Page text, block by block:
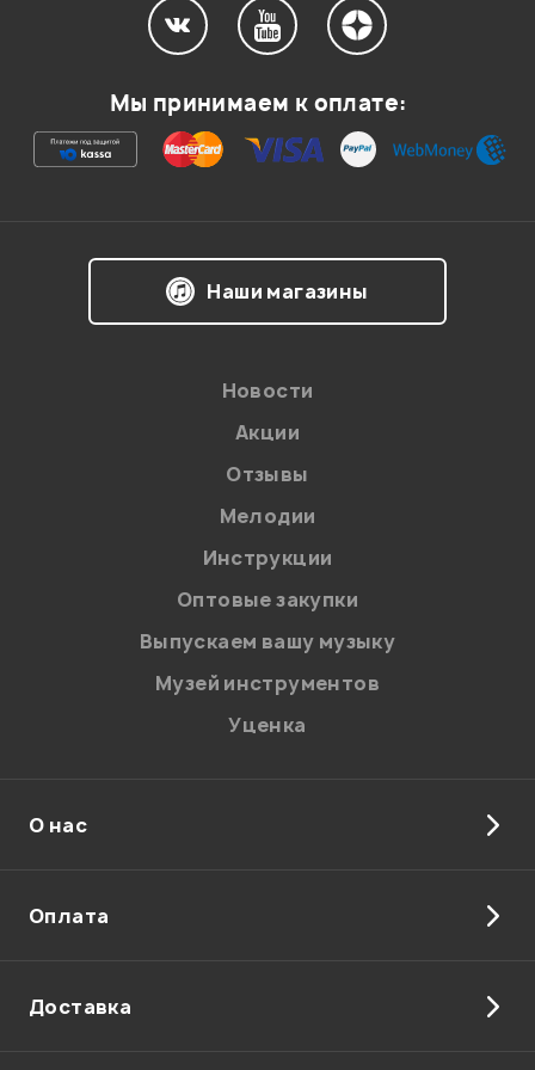
Ваша оценка:
на обработку персональных данных в
Политикой в отношении обработки
персональных данных.
Введите проверочное число:
Отправить
Мы принимаем к оплате:
Наши магазины
Новости
Акции
Отзывы
Мелодии
Инструкции
Оптовые закупки
Выпускаем вашу музыку
Музей инструментов
Уценка
О нас
Оплата
Доставка